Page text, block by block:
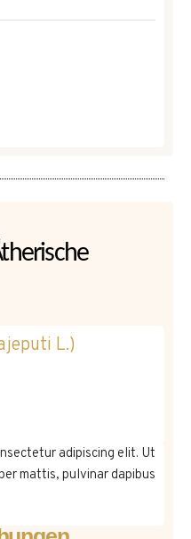
L.)
adipiscing elit. Ut
mattis, pulvinar dapibus